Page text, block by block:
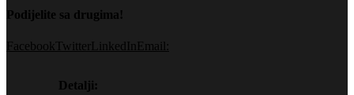
Podijelite sa drugima!
Facebook TwitterLinkedInEmail:
Detalji: